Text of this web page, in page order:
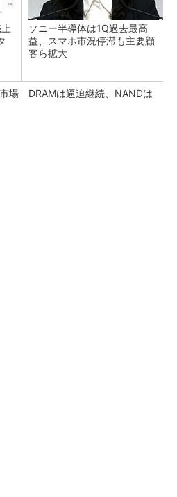
ソニー半導体は1Q過去最高
益、スマホ市況停滞も主要顧
客ら拡大
場 DRAMは逼迫継続、NANDは